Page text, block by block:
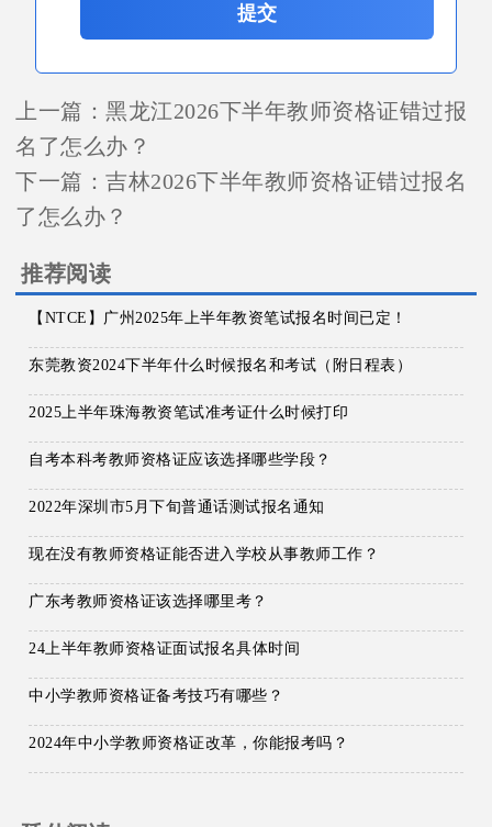
提交
上一篇：黑龙江2026下半年教师资格证错过报
名了怎么办？
下一篇：吉林2026下半年教师资格证错过报名
了怎么办？
推荐阅读
【NTCE】广州2025年上半年教资笔试报名时间已定！
东莞教资2024下半年什么时候报名和考试（附日程表）
2025上半年珠海教资笔试准考证什么时候打印
自考本科考教师资格证应该选择哪些学段？
2022年深圳市5月下旬普通话测试报名通知
现在没有教师资格证能否进入学校从事教师工作？
广东考教师资格证该选择哪里考？
24上半年教师资格证面试报名具体时间
中小学教师资格证备考技巧有哪些？
2024年中小学教师资格证改革，你能报考吗？